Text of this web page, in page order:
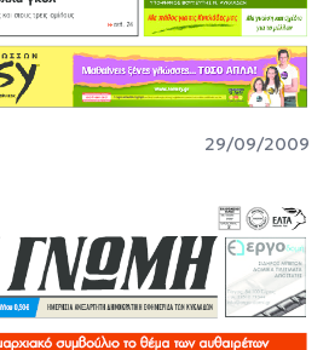
29/09/2009